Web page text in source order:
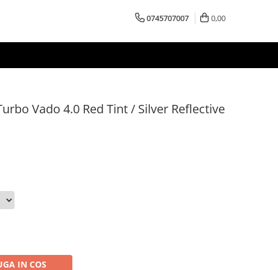
0745707007 0,00
Vado 4.0 Red Tint / Silver Reflective
IN COS